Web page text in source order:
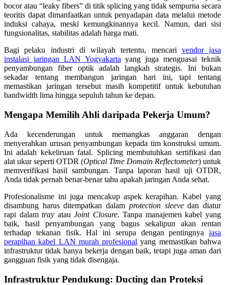
bocor atau “leaky fibers” di titik splicing yang tidak sempurna secara
teoritis dapat dimanfaatkan untuk penyadapan data melalui metode
induksi cahaya, meski kemungkinannya kecil. Namun, dari sisi
fungsionalitas, stabilitas adalah harga mati.
Bagi pelaku industri di wilayah tertentu, mencari vendor jasa
instalasi jaringan LAN Yogyakarta yang juga menguasai teknik
penyambungan fiber optik adalah langkah strategis. Ini bukan
sekadar tentang membangun jaringan hari ini, tapi tentang
memastikan jaringan tersebut masih kompetitif untuk kebutuhan
bandwidth lima hingga sepuluh tahun ke depan.
Mengapa Memilih Ahli daripada Pekerja Umum?
Ada kecenderungan untuk memangkas anggaran dengan
menyerahkan urusan penyambungan kepada tim konstruksi umum.
Ini adalah kekeliruan fatal. Splicing membutuhkan sertifikasi dan
alat ukur seperti OTDR (Optical Time Domain Reflectometer) untuk
memverifikasi hasil sambungan. Tanpa laporan hasil uji OTDR,
Anda tidak pernah benar-benar tahu apakah jaringan Anda sehat.
Profesionalisme ini juga mencakup aspek kerapihan. Kabel yang
disambung harus ditempatkan dalam protection sleevedan diatur
rapi dalamtray atauJoint Closure. Tanpa manajemen kabel yang
baik, hasil penyambungan yang bagus sekalipun akan rentan
terhadap tekanan fisik. Hal ini serupa dengan pentingnya jasa
perapihan kabel LAN murah profesional yang memastikan bahwa
infrastruktur tidak hanya bekerja dengan baik, tetapi juga aman dari
gangguan fisik yang tidak disengaja.
Infrastruktur Pendukung: Ducting dan Proteksi